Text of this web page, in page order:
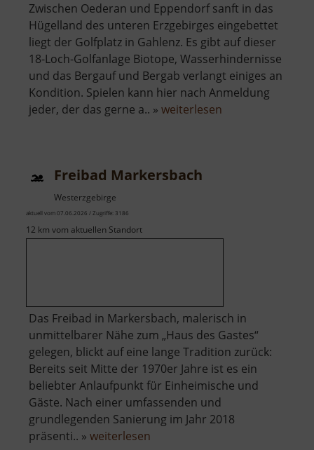
Zwischen Oederan und Eppendorf sanft in das
Hügelland des unteren Erzgebirges eingebettet
liegt der Golfplatz in Gahlenz. Es gibt auf dieser
18-Loch-Golfanlage Biotope, Wasserhindernisse
und das Bergauf und Bergab verlangt einiges an
Kondition. Spielen kann hier nach Anmeldung
jeder, der das gerne a.. » weiterlesen
Freibad Markersbach
Westerzgebirge
aktuell vom 07.06.2026 / Zugriffe: 3186
12 km vom aktuellen Standort
Das Freibad in Markersbach, malerisch in
unmittelbarer Nähe zum „Haus des Gastes“
gelegen, blickt auf eine lange Tradition zurück:
Bereits seit Mitte der 1970er Jahre ist es ein
beliebter Anlaufpunkt für Einheimische und
Gäste. Nach einer umfassenden und
grundlegenden Sanierung im Jahr 2018
präsenti.. » weiterlesen